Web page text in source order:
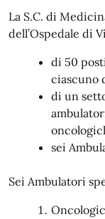
La S.C. di
dell’Ospedale di
di 50
ciascuno
di un
sei
Sei Ambulatori